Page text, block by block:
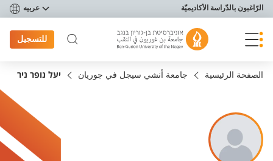
תפריט נגישות
الرّاغبون بالدّراسة الأكاديميّة عربيه
للتسجيل
الصفحة الرئيسية جامعة أنشي سيجل في جوريان יעל נופר ניר